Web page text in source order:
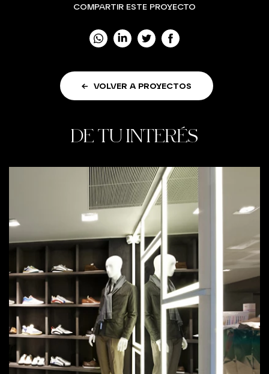
COMPARTIR ESTE PROYECTO
VOLVER A PROYECTOS
DE TU INTERÉS